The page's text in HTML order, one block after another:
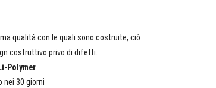
qualità con le quali sono costruite, ciò
costruttivo privo di difetti.
Polymer
nei 30 giorni